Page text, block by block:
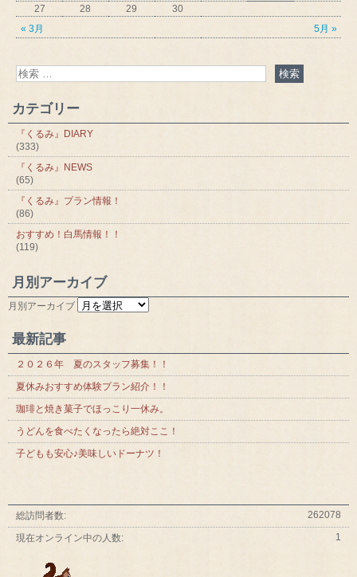
« 3月 5月 »
27
28 29 30
カテゴリー
『くるみ』DIARY
(333)
『くるみ』NEWS
(65)
『くるみ』プラン情報！
(86)
おすすめ！白馬情報！！
(119)
月別アーカイブ
月別アーカイブ
最新記事
２０２６年 夏のスタッフ募集！！
夏休みおすすめ体験プラン紹介！！
珈琲と焼き菓子でほっこり一休み。
うどんを食べたくなったら絶対ここ！
子どもも安心♪美味しいドーナツ！
262078
総訪問者数:
1
現在オンライン中の人数: